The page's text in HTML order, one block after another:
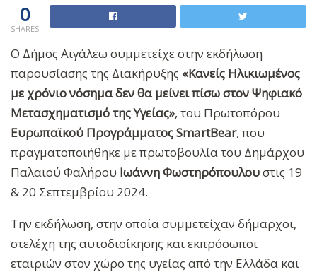
0
SHARES
Ο Δήμος Αιγάλεω συμμετείχε στην εκδήλωση
παρουσίασης της Διακήρυξης «Κανείς Ηλικιωμένος
με χρόνιο νόσημα δεν θα μείνει πίσω στον Ψηφιακό
Μετασχηματισμό της Υγείας», του Πρωτοπόρου
Ευρωπαϊκού Προγράμματος SmartBear, που
πραγματοποιήθηκε με πρωτοβουλία του Δημάρχου
Παλαιού Φαλήρου Ιωάννη Φωστηρόπουλουστις 19
& 20 Σεπτεμβρίου 2024.
Την εκδήλωση, στην οποία συμμετείχαν δήμαρχοι,
στελέχη της αυτοδιοίκησης και εκπρόσωποι
εταιριών στον χώρο της υγείας από την Ελλάδα και